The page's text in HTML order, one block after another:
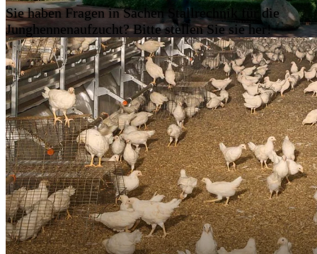
Sie haben Fragen in Sachen Stallrechnik für die
Junghennenaufzucht? Bitte stellen Sie sie her!